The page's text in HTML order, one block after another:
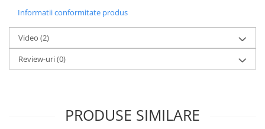
Informatii conformitate produs
Video (2)
Review-uri(0)
PRODUSE SIMILARE